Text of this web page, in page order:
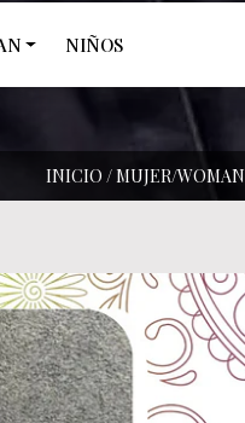
NIÑOS
INICIO /MUJER/WOMAN